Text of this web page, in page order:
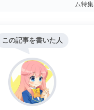
ム特集
この記事を書いた人